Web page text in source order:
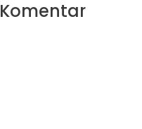
Komentar